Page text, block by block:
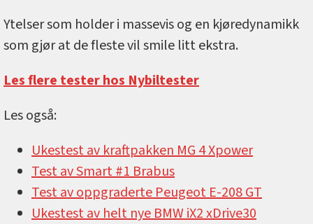
Ytelser som holder i massevis og en kjøredynamikk
som gjør at de fleste vil smile litt ekstra.
Les flere tester hos Nybiltester
Les også:
Ukestest av kraftpakken MG 4 Xpower
Test av Smart #1 Brabus
Test av oppgraderte Peugeot E-208 GT
Ukestest av helt nye BMW iX2 xDrive30